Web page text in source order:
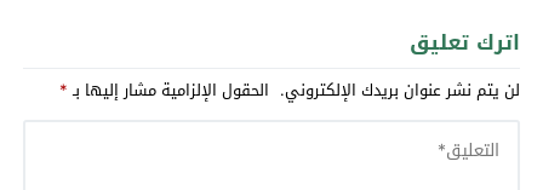
اترك تعليق
لن يتم نشر عنوان بريدك الإلكتروني. الحقول الإلزامية مشار إليها بـ*